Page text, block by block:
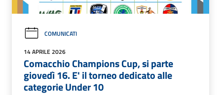
COMUNICATI
14 APRILE 2026
Comacchio Champions Cup, si parte
giovedì 16. E' il torneo dedicato alle
categorie Under 10